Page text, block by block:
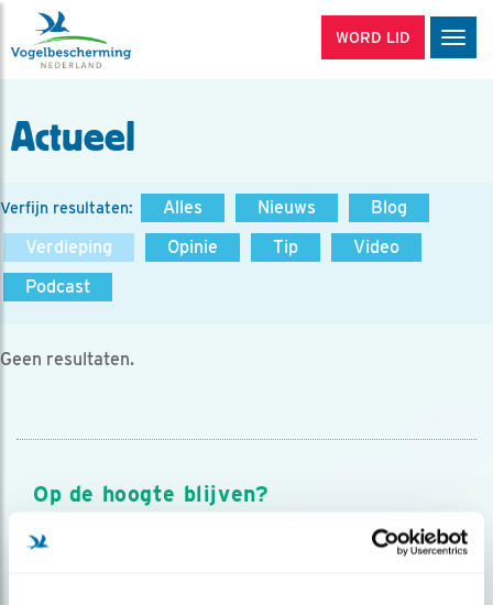
WORD LID
Actueel
Verfijn resultaten: Alles Nieuws
Blog
Verdieping
Opinie Tip
Video
Podcast
Geen resultaten.
Op de hoogte blijven?
Meld je aan en ontvang nieuws, inspiratie, acties en tips
over vogels en activiteiten van Vogelbescherming.